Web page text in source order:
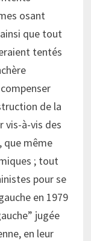
osant
que tout
tentés
de la
à-vis des
que même
; tout
pour se
en 1979
jugée
en leur